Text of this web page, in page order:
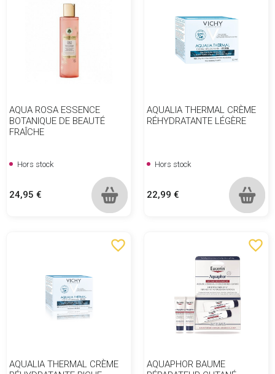
AQUA ROSA ESSENCE
BOTANIQUE DE BEAUTÉ
FRAÎCHE
Hors stock
Prix
24,95 €
AQUALIA THERMAL CRÈME
RÉHYDRATANTE LÉGÈRE
Hors stock
Prix
22,99 €
favorite_border
AQUALIA THERMAL CRÈME
favorite_border
AQUAPHOR BAUME